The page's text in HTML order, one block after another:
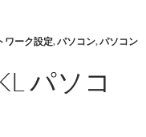
ワーク設定,パソコン,パソコン
パソコ